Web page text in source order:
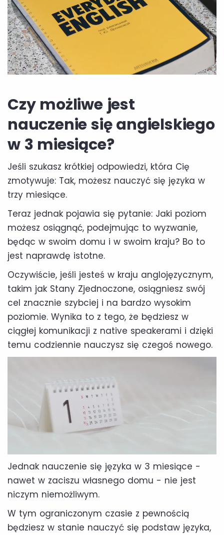
Czy możliwe jest
nauczenie się angielskiego
w 3 miesiące?
Jeśli szukasz krótkiej odpowiedzi, która Cię
zmotywuje: Tak, możesz nauczyć się języka w
trzy miesiące.
Teraz jednak pojawia się pytanie: Jaki poziom
możesz osiągnąć, podejmując to wyzwanie,
będąc w swoim domu i w swoim kraju? Bo to
jest naprawdę istotne.
Oczywiście, jeśli jesteś w kraju anglojęzycznym,
takim jak Stany Zjednoczone, osiągniesz swój
cel znacznie szybciej i na bardzo wysokim
poziomie. Wynika to z tego, że będziesz w
ciągłej komunikacji z native speakerami i dzięki
temu codziennie nauczysz się czegoś nowego.
Jednak nauczenie się języka w 3 miesiące -
nawet w zaciszu własnego domu - nie jest
niczym niemożliwym.
W tym ograniczonym czasie z pewnością
będziesz w stanie nauczyć się podstaw języka,